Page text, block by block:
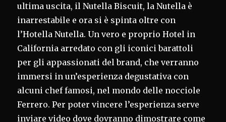
ultima uscita, il Nutella Biscuit, la Nutella è
inarrestabile e ora si è spinta oltre con
l’Hotella Nutella. Un vero e proprio Hotel in
California arredato con gli iconici barattoli
per gli appassionati del brand, che verranno
immersi in un’esperienza degustativa con
alcuni chef famosi, nel mondo delle nocciole
Ferrero. Per poter vincere l’esperienza serve
inviare video dove dovranno dimostrare come